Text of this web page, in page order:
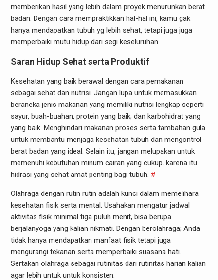
memberikan hasil yang lebih dalam proyek menurunkan berat
badan. Dengan cara mempraktikkan hal-hal ini, kamu gak
hanya mendapatkan tubuh yg lebih sehat, tetapi juga juga
memperbaiki mutu hidup dari segi keseluruhan.
Saran Hidup Sehat serta Produktif
Kesehatan yang baik berawal dengan cara pemakanan
sebagai sehat dan nutrisi. Jangan lupa untuk memasukkan
beraneka jenis makanan yang memiliki nutrisi lengkap seperti
sayur, buah-buahan, protein yang baik; dan karbohidrat yang
yang baik. Menghindari makanan proses serta tambahan gula
untuk membantu menjaga kesehatan tubuh dan mengontrol
berat badan yang ideal. Selain itu, jangan melupakan untuk
memenuhi kebutuhan minum cairan yang cukup, karena itu
hidrasi yang sehat amat penting bagi tubuh. #
Olahraga dengan rutin rutin adalah kunci dalam memelihara
kesehatan fisik serta mental. Usahakan mengatur jadwal
aktivitas fisik minimal tiga puluh menit, bisa berupa
berjalanyoga yang kalian nikmati. Dengan berolahraga; Anda
tidak hanya mendapatkan manfaat fisik tetapi juga
mengurangi tekanan serta memperbaiki suasana hati.
Sertakan olahraga sebagai rutinitas dari rutinitas harian kalian
agar lebih untuk untuk konsisten.